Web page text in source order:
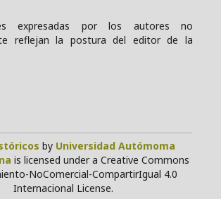
expresadas por los autores no
reflejan la postura del editor de la
by Universidad Autómoma
is licensed under a Creative Commons
NoComercial-CompartirIgual 4.0
Internacional License.